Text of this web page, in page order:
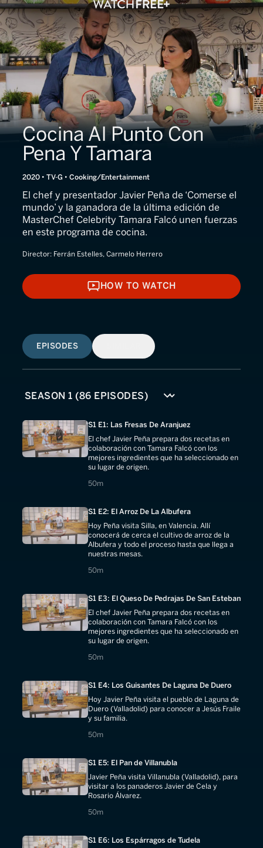
Cocina Al Punto Con
Pena Y Tamara
2020 • TV-G • Cooking/Entertainment
El chef y presentador Javier Peña de ‘Comerse el
mundo’ y la ganadora de la última edición de
MasterChef Celebrity Tamara Falcó unen fuerzas
en este programa de cocina.
Director: Ferrán Estelles, Carmelo Herrero
HOW TO WATCH
HOW TO WATCH
EPISODES
S1 E1: Las Fresas De Aranjuez
El chef Javier Peña prepara dos recetas en
colaboración con Tamara Falcó con los
mejores ingredientes que ha seleccionado en
su lugar de origen.
50m
50 minutes
S1 E2: El Arroz De La Albufera
Hoy Peña visita Silla, en Valencia. Allí
conocerá de cerca el cultivo de arroz de la
Albufera y todo el proceso hasta que llega a
nuestras mesas.
50m
50 minutes
S1 E3: El Queso De Pedrajas De San Esteban
El chef Javier Peña prepara dos recetas en
colaboración con Tamara Falcó con los
mejores ingredientes que ha seleccionado en
su lugar de origen.
50m
50 minutes
S1 E4: Los Guisantes De Laguna De Duero
Hoy Javier Peña visita el pueblo de Laguna de
Duero (Valladolid) para conocer a Jesús Fraile
y su familia.
50m
50 minutes
S1 E5: El Pan de Villanubla
Javier Peña visita Villanubla (Valladolid), para
visitar a los panaderos Javier de Cela y
Rosario Álvarez.
50m
50 minutes
S1 E6: Los Espárragos de Tudela